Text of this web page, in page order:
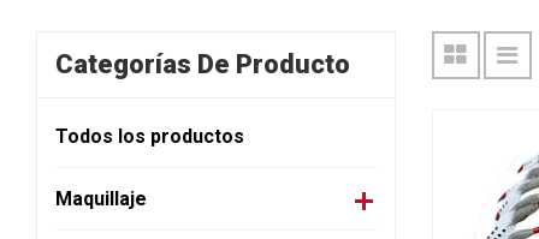
Categorías De Producto
Todos los productos
Maquillaje